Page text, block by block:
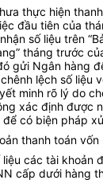
thực hiện
đầu tiên của
số liệu trên
tháng trước
gửi Ngân hàng
lệch số liệu
minh rõ lý do
xác định được
có biện pháp
thanh toán vốn
các tài khoản
cấp dưới hàng